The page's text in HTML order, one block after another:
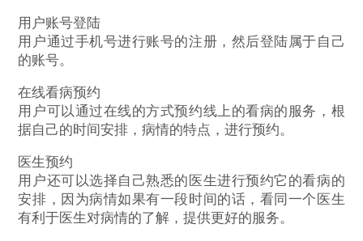
用户账号登陆
用户通过手机号进行账号的注册，然后登陆属于自己
的账号。
在线看病预约
用户可以通过在线的方式预约线上的看病的服务，根
据自己的时间安排，病情的特点，进行预约。
医生预约
用户还可以选择自己熟悉的医生进行预约它的看病的
安排，因为病情如果有一段时间的话，看同一个医生
有利于医生对病情的了解，提供更好的服务。